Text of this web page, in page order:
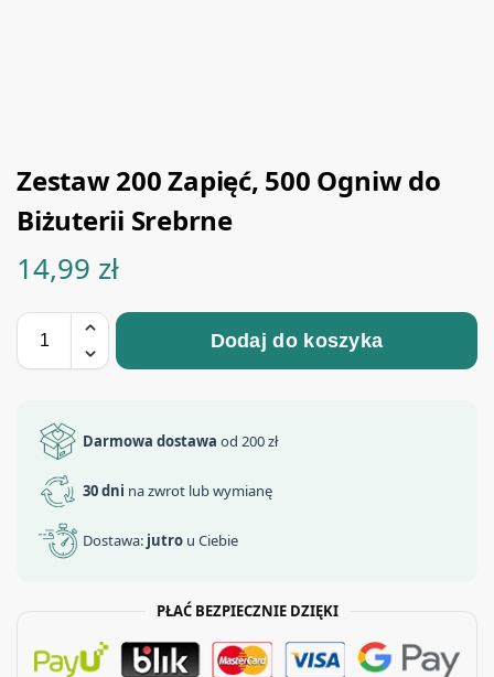
Zestaw 200 Zapięć, 500 Ogniw do
Biżuterii Srebrne
14,99 zł
Dodaj do koszyka
Darmowa dostawa od 200 zł
30 dni na zwrot lub wymianę
Dostawa: jutro u Ciebie
PŁAĆ BEZPIECZNIE DZIĘKI